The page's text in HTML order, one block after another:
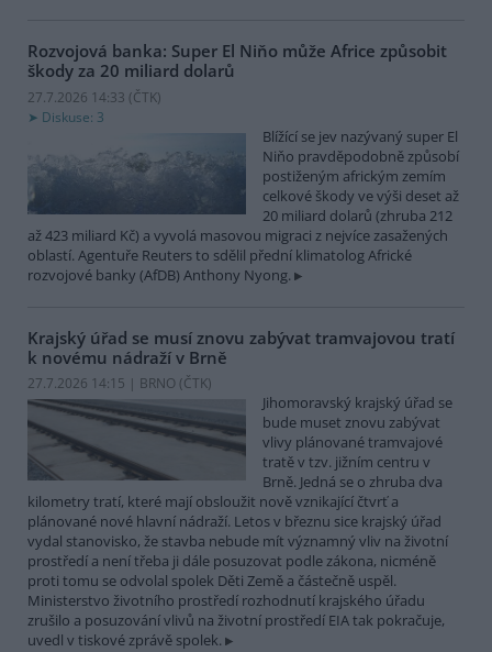
Rozvojová banka: Super El Niňo může Africe způsobit
škody za 20 miliard dolarů
27.7.2026 14:33 (ČTK)
Diskuse: 3
Blížící se jev nazývaný super El
Niňo pravděpodobně způsobí
postiženým africkým zemím
celkové škody ve výši deset až
20 miliard dolarů (zhruba 212
až 423 miliard Kč) a vyvolá masovou migraci z nejvíce zasažených
oblastí. Agentuře Reuters to sdělil přední klimatolog Africké
rozvojové banky (AfDB) Anthony Nyong.
Krajský úřad se musí znovu zabývat tramvajovou tratí
k novému nádraží v Brně
27.7.2026 14:15 | BRNO (ČTK)
Jihomoravský krajský úřad se
bude muset znovu zabývat
vlivy plánované tramvajové
tratě v tzv. jižním centru v
Brně. Jedná se o zhruba dva
kilometry tratí, které mají obsloužit nově vznikající čtvrť a
plánované nové hlavní nádraží. Letos v březnu sice krajský úřad
vydal stanovisko, že stavba nebude mít významný vliv na životní
prostředí a není třeba ji dále posuzovat podle zákona, nicméně
proti tomu se odvolal spolek Děti Země a částečně uspěl.
Ministerstvo životního prostředí rozhodnutí krajského úřadu
zrušilo a posuzování vlivů na životní prostředí EIA tak pokračuje,
uvedl v tiskové zprávě spolek.